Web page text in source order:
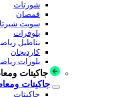
شورتات
قمصان
سويت
بلوفرات
بناطيل
كارديجان
بلوزات
جاكيتات
جاكيتات
جاكيتات